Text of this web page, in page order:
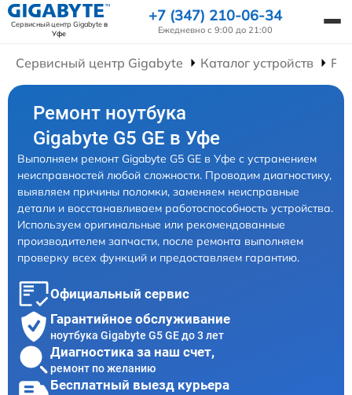
Сервисный центр Gigabyteв
Уфе
+7 (347) 210-06-34
Ежедневно с 9:00 до 21:00
Сервисный центр Gigabyte Каталог устройств
Ремонт ноутбука
Gigabyte G5 GE в Уфе
Выполняем ремонт Gigabyte G5 GE в Уфе с устранением
неисправностей любой сложности. Проводим диагностику,
выявляем причины поломки, заменяем неисправные
детали и восстанавливаем работоспособность устройства.
Используем оригинальные или рекомендованные
производителем запчасти, после ремонта выполняем
проверку всех функций и предоставляем гарантию.
Официальный сервис
Гарантийное обслуживание
ноутбука Gigabyte G5 GE до 3 лет
Диагностика за наш счет,
ремонт по желанию
Бесплатный выезд курьера